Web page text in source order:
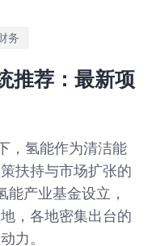
务
推荐：最新项
，氢能作为清洁能
扶持与市场扩张的
产业基金设立，
，各地密集出台的
力。